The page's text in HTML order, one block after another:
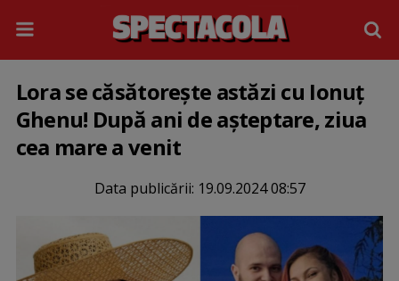
Lora se căsătorește astăzi cu Ionuț
Ghenu! După ani de așteptare, ziua
cea mare a venit
Data publicării: 19.09.2024 08:57